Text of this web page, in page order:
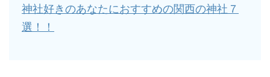
神社好きのあなたにおすすめの関西の神社７
選！！